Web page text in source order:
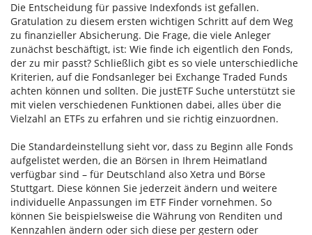
Die Entscheidung für passive Indexfonds ist gefallen.
Gratulation zu diesem ersten wichtigen Schritt auf dem Weg
zu finanzieller Absicherung. Die Frage, die viele Anleger
zunächst beschäftigt, ist: Wie finde ich eigentlich den Fonds,
der zu mir passt? Schließlich gibt es so viele unterschiedliche
Kriterien, auf die Fondsanleger bei Exchange Traded Funds
achten können und sollten. Die justETF Suche unterstützt sie
mit vielen verschiedenen Funktionen dabei, alles über die
Vielzahl an ETFs zu erfahren und sie richtig einzuordnen.
Die Standardeinstellung sieht vor, dass zu Beginn alle Fonds
aufgelistet werden, die an Börsen in Ihrem Heimatland
verfügbar sind – für Deutschland also Xetra und Börse
Stuttgart. Diese können Sie jederzeit ändern und weitere
individuelle Anpassungen im ETF Finder vornehmen. So
können Sie beispielsweise die Währung von Renditen und
Kennzahlen ändern oder sich diese per gestern oder